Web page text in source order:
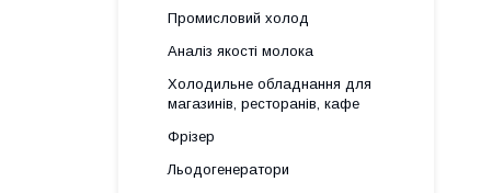
Промисловий холод
Аналіз якості молока
Холодильне обладнання для
магазинів, ресторанів, кафе
Фрізер
Льодогенератори